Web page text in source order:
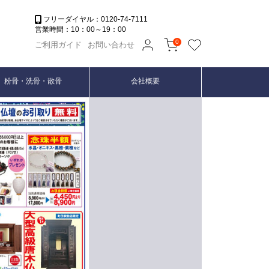
フリーダイヤル：0120-74-7111
営業時間：10：00～19：00
ご利用ガイド
お問い合わせ 0
粉骨・洗骨・散骨 会社概要